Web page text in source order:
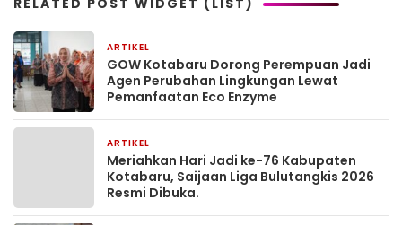
RELATED POST WIDGET (LIST)
ARTIKEL
GOW Kotabaru Dorong Perempuan Jadi
Agen Perubahan Lingkungan Lewat
Pemanfaatan Eco Enzyme
ARTIKEL
Meriahkan Hari Jadi ke-76 Kabupaten
Kotabaru, Saijaan Liga Bulutangkis 2026
Resmi Dibuka.